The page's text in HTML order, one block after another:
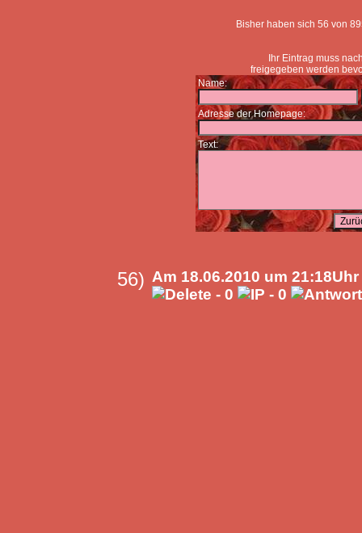
Bisher haben sich 56 von
Ihr Eintrag muss
freigegeben werden
Name:
Adresse der Homepage:
Text:
56) Am 18.06.2010 um